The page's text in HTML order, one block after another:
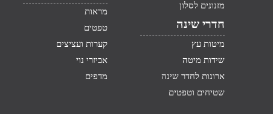
מזנונים לסלון
חדרי שינה
מיטות עץ
שידות מיטה
ארונות לחדר שינה
שטיחים וטפטים
מראות
טפטים
קערות ועציצים
אביזרי נוי
מדפים